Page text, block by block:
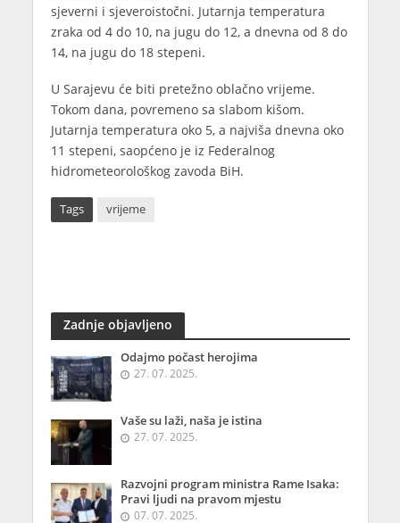
sjeverni i sjeveroistočni. Jutarnja temperatura
zraka od 4 do 10, na jugu do 12, a dnevna od 8 do
14, na jugu do 18 stepeni.
U Sarajevu će biti pretežno oblačno vrijeme.
Tokom dana, povremeno sa slabom kišom.
Jutarnja temperatura oko 5, a najviša dnevna oko
11 stepeni, saopćeno je iz Federalnog
hidrometeorološkog zavoda BiH.
Tags vrijeme
Zadnje objavljeno
Odajmo počast herojima
27. 07. 2025.
Vaše su laži, naša je istina
27. 07. 2025.
Razvojni program ministra Rame Isaka:
Pravi ljudi na pravom mjestu
07. 07. 2025.